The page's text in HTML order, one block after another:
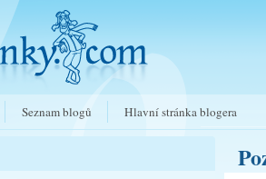
Seznam blogů Hlavní stránka blogera